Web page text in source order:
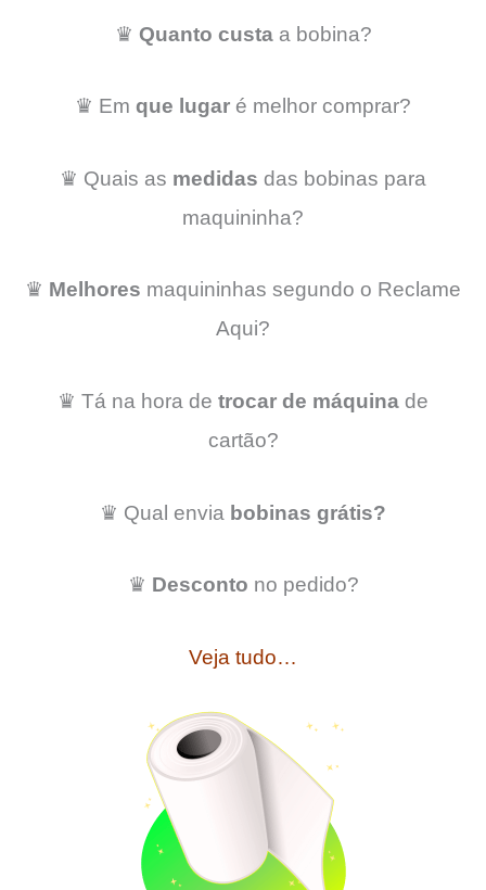
♛ Quanto custaa bobina?
♛ Em que lugar é melhor comprar?
♛ Quais as medidas das bobinas para
maquininha?
♛ Melhores maquininhas segundo o Reclame
Aqui?
♛ Tá na hora de trocar de máquina de
cartão?
♛ Qual envia bobinas grátis?
♛ Desconto no pedido?
Veja tudo…